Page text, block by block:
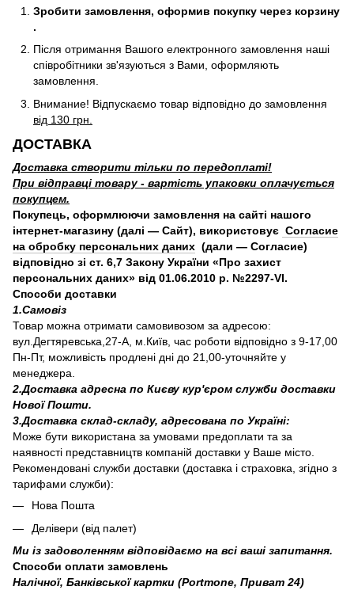
Зробити замовлення, оформив покупку через корзину
.
Після отримання Вашого електронного замовлення наші
співробітники зв'язуються з Вами, оформляють
замовлення.
Внимание! Відпускаємо товар відповідно до замовлення
від 130 грн.
ДОСТАВКА
Доставка створити тільки по передоплаті!
При відправці товару - вартість упаковки оплачується
покупцем.
Покупець, оформлюючи замовлення на сайті нашого
інтернет-магазину (далі — Сайт), використовує Согласие
на обробку персональних даних (дали — Согласие)
відповідно зі ст. 6,7 Закону України «Про захист
персональних даних» від 01.06.2010 р. №2297-VI.
Способи доставки
1.Самовіз
Товар можна отримати самовивозом за адресою:
вул.Дегтяревська,27-А, м.Київ, час роботи відповідно з 9-17,00
Пн-Пт, можливість продлені дні до 21,00-уточняйте у
менеджера.
2.Доставка адресна по Києву кур'єром служби доставки
Нової Пошти.
3.Доставка склад-складу, адресована по Україні:
Може бути використана за умовами предоплати та за
наявності представництв компаній доставки у Ваше місто.
Рекомендовані служби доставки (доставка і страховка, згідно з
тарифами служби):
Нова Пошта
Делівери (від палет)
Ми із задоволенням відповідаємо на всі ваші запитання.
Способи оплати замовлень
Налічної, Банківської картки (Portmone, Приват 24)